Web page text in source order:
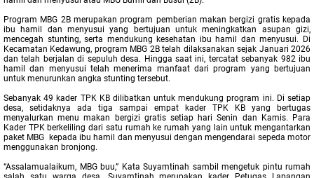
Program MBG 2B merupakan program pemberian makan bergizi gratis kepada
ibu hamil dan menyusui yang bertujuan untuk meningkatkan asupan gizi,
mencegah stunting, serta mendukung kesehatan ibu hamil dan menyusui. Di
Kecamatan Kedawung, program MBG 2B telah dilaksanakan sejak Januari 2026
dan telah berjalan di sepuluh desa. Hingga saat ini, tercatat sebanyak 982 ibu
hamil dan menyusui telah menerima manfaat dari program yang bertujuan
untuk menurunkan angka stunting tersebut.
Sebanyak 49 kader TPK KB dilibatkan untuk mendukung program ini. Di setiap
desa, setidaknya ada tiga sampai empat kader TPK KB yang bertugas
menyalurkan menu makan bergizi gratis setiap hari Senin dan Kamis. Para
Kader TPK berkeliling dari satu rumah ke rumah yang lain untuk mengantarkan
paket MBG kepada ibu hamil dan menyusui dengan mengendarai sepeda motor
menggunakan bronjong.
“Assalamualaikum, MBG buu,” Kata Suyamtinah sambil mengetuk pintu rumah